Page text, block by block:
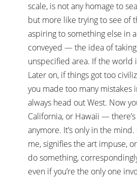
scale, is not any homage to
but more like trying to see of
aspiring to something else in
conveyed — the idea of
unspecified area. If the world
Later on, if things got too
you made too many mistakes
always head out West. Now
California, or Hawaii —
anymore. It’s only in the
me, signifies the art impuse,
do something,
even if you’re the only one